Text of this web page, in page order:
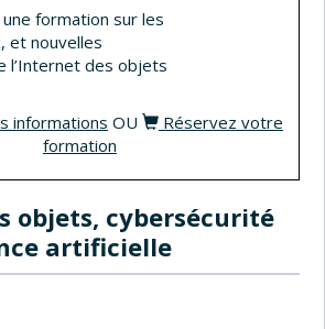
formation sur les
et nouvelles
l’Internet des objets
informations OU
Réservez votre
formation
objets, cybersécurité
artificielle